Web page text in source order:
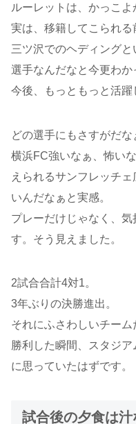
ルーレットは、かっこよ
実は、移籍してこられる
三ツ沢でのヘディング
選手なんだなと今更わか
今後、もっともっと活躍
どの選手にもさすがだな
横浜FC強いなぁ、怖い
えられるサンフレッチ
いんだなぁと実感。
プレーだけじゃなく、
す。そう見えました。
2試合合計4対1。
3年ぶりの決勝進出。
それにふさわしいチーム
勝利した瞬間、スタジア
に思っていたはずです。
試合後の夕食は